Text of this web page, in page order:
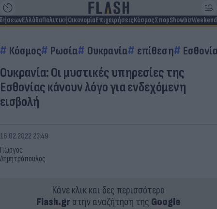
ΕλλάδαΠολιτικήΟικονομίαΕπιχειρήσειςΚόσμοςΣπορShowbizWeekend
Κόσμος Ρωσία Ουκρανία επίθεση
Ουκρανία: Οι μυστικές υπηρεσίες της
Εσθονίας κάνουν λόγο για ενδεχόμενη
εισβολή
Γιώργος
Δημητρόπουλος
16.02.2022 23:49
Κάνε κλικ και δες περισσότερο
Flash.grστην αναζήτηση της Google